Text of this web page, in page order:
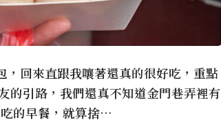
回來直跟我嚷著還真的很好吃，重點
的引路，我們還真不知道金門巷弄裡有
的早餐，就算捨…